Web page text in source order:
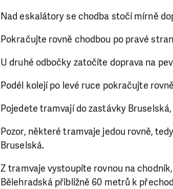
Nad eskalátory se chodba stočí mírně
Pokračujte rovně chodbou po pravé
U druhé odbočky zatočíte doprava na
Podél kolejí po levé ruce pokračujte
Pojedete tramvají do zastávky
Pozor, některé tramvaje jedou rovně,
Bruselská.
Z tramvaje vystoupíte rovnou na
Bělehradská přibližně 60 metrů k